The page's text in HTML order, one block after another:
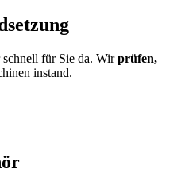
für Sie da. Wirprüfen,
instand.